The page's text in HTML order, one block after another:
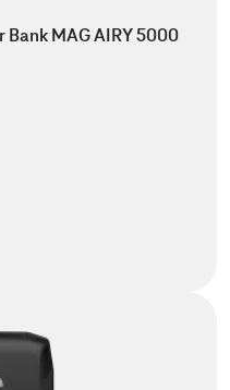
MAG AIRY 5000